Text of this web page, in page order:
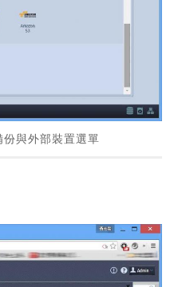
與外部裝置選單